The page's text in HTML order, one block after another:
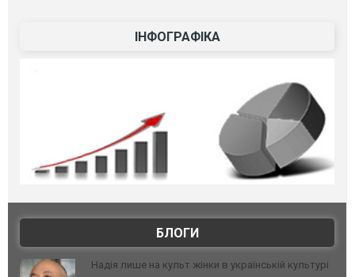
ІНФОГРАФІКА
БЛОГИ
Надія лише на культ жінки в українській культурі